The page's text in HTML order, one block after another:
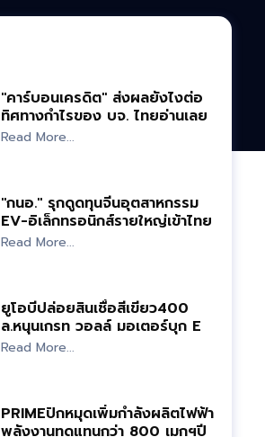
"คาร์บอนเครดิต" ส่งผลยังไงต่อ
ทิศทางกำไรของ บจ. ไทยอ่านเลย
Read More...
"กนอ." รุกดูดทุนจีนอุตสาหกรรม
EV-อิเล็กทรอนิกส์รายใหญ่เข้าไทย
Read More...
ยูโอบีปล่อยสินเชื่อสีเขียว400
ล.หนุนเกรท วอลล์ มอเตอร์บุก EV
ในไทย
Read More...
PRIMEปักหมุดเพิ่มกำลังผลิตไฟฟ้า
พลังงานทดแทนกว่า 800 เมกฯปี